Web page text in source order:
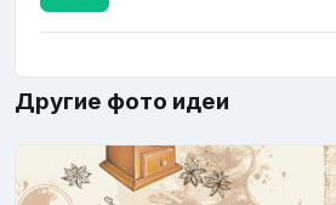
Другие фото идеи